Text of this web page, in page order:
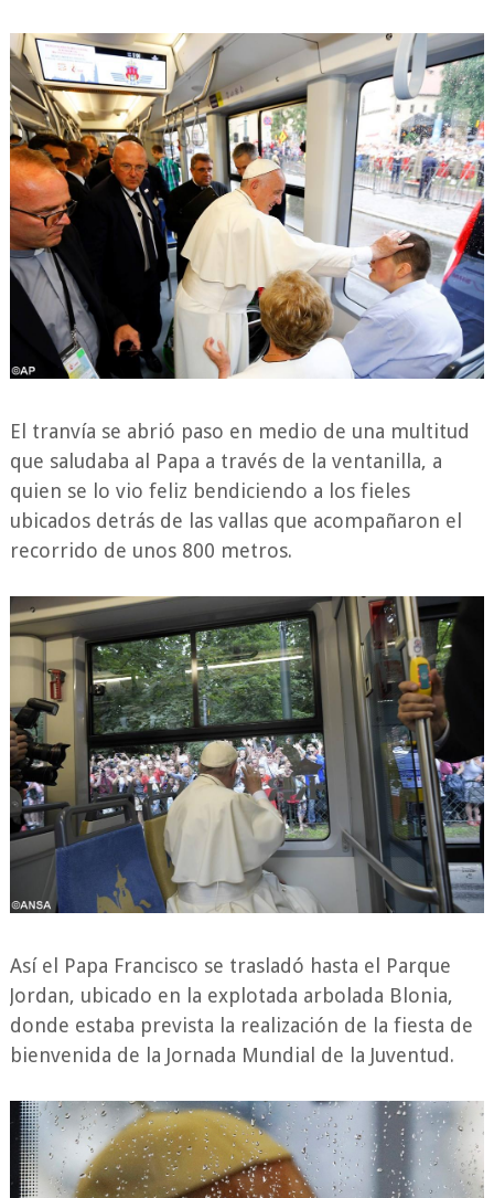
El tranvía se abrió paso en medio de una multitud
que saludaba al Papa a través de la ventanilla, a
quien se lo vio feliz bendiciendo a los fieles
ubicados detrás de las vallas que acompañaron el
recorrido de unos 800 metros.
Así el Papa Francisco se trasladó hasta el Parque
Jordan, ubicado en la explotada arbolada Blonia,
donde estaba prevista la realización de la fiesta de
bienvenida de la Jornada Mundial de la Juventud.